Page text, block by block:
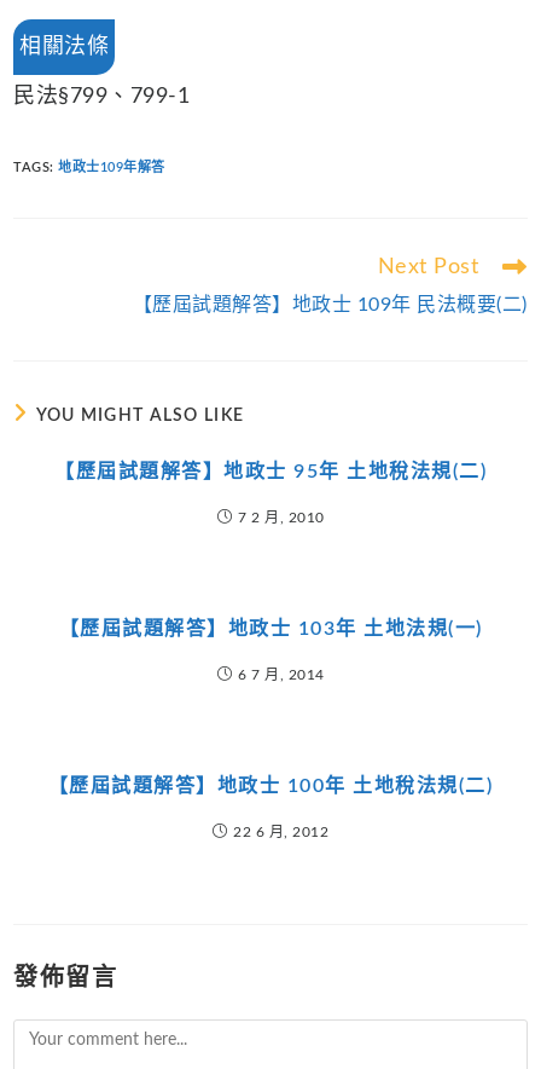
相關法條
民法§799、799-1
TAGS:地政士109年解答
Next Post
【歷屆試題解答】地政士 109年 民法概要(二)
YOU MIGHT ALSO LIKE
【歷屆試題解答】地政士 95年 土地稅法規(二)
7 2 月, 2010
【歷屆試題解答】地政士 103年 土地法規(一)
6 7 月, 2014
【歷屆試題解答】地政士 100年 土地稅法規(二)
22 6 月, 2012
發佈留言
Comment